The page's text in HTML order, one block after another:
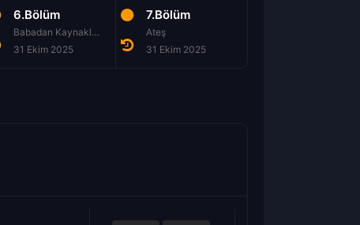
6.Bölüm
Babadan Kaynaklanan Sorunlar
31 Ekim 2025
7.Bölüm
Ateş
31 Ekim 2025